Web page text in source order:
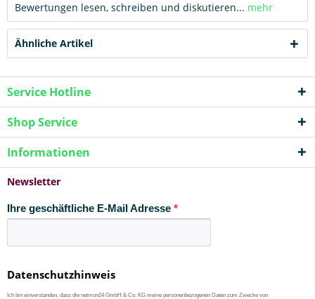
Bewertungen lesen, schreiben und diskutieren... mehr
Ähnliche Artikel
Service Hotline
Shop Service
Informationen
Newsletter
Ihre geschäftliche E-Mail Adresse
Datenschutzhinweis
Ich bin einverstanden, dass die netmon24 GmbH & Co. KG meine personenbezogenen Daten zum Zwecke von